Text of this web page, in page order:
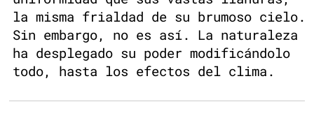
la misma frialdad de su brumoso cielo.
Sin embargo, no es así. La naturaleza
ha desplegado su poder modificándolo
todo, hasta los efectos del clima.